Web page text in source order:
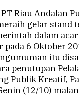
PT Riau Andalan
gelar stand
dalam
pada 6 Oktober
itu
penutupan
Publik Kreatif,
(12/10)